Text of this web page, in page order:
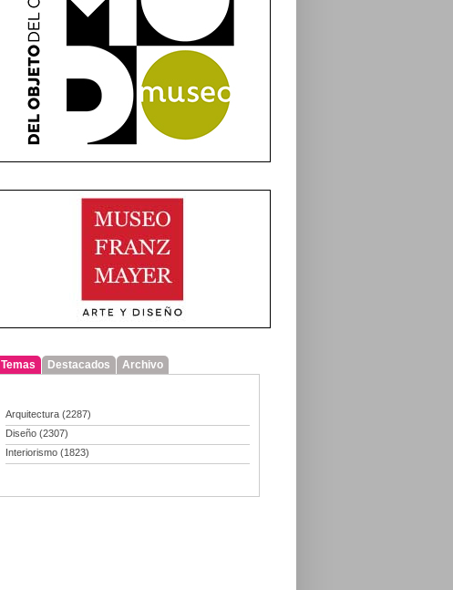
Temas Destacados Archivo
Arquitectura (2287)
Diseño (2307)
Interiorismo (1823)